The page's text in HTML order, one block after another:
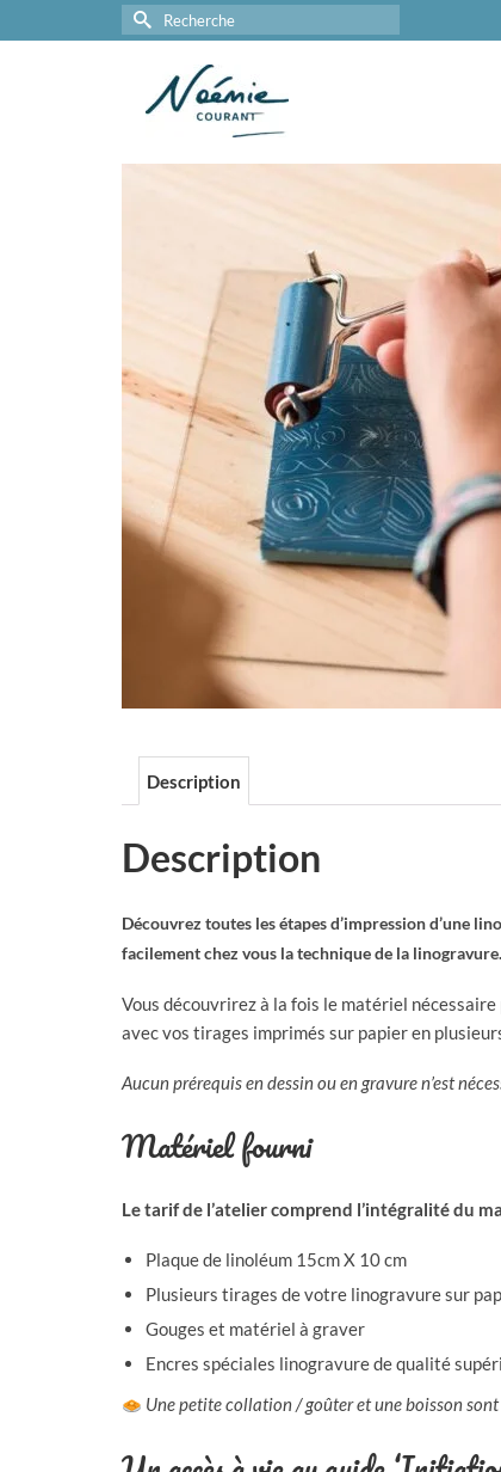
Rechercher :
Description
Description
Découvrez toutes les étapes d’impression d’une
facilement chez vous la technique de la linogravure.
Vous découvrirez à la fois le matériel
avec vos tirages imprimés sur papier en
Aucun prérequis en dessin ou en gravure n’est
Matériel fourni
Le tarif de l’atelier comprend l’intégralité du
Plaque de linoléum 15cm X 10 cm
Plusieurs tirages de votre linogravure sur
Gouges et matériel à graver
Encres spéciales linogravure de qualité
Une petite collation / goûter et une boisson